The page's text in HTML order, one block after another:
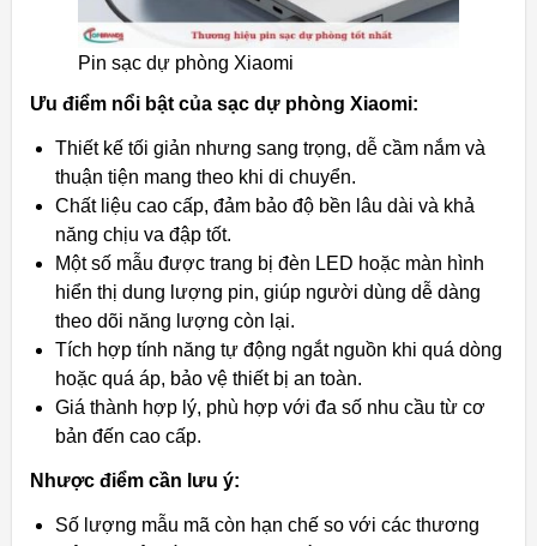
Pin sạc dự phòng Xiaomi
Ưu điểm nổi bật của sạc dự phòng Xiaomi:
Thiết kế tối giản nhưng sang trọng, dễ cầm nắm và
thuận tiện mang theo khi di chuyển.
Chất liệu cao cấp, đảm bảo độ bền lâu dài và khả
năng chịu va đập tốt.
Một số mẫu được trang bị đèn LED hoặc màn hình
hiển thị dung lượng pin, giúp người dùng dễ dàng
theo dõi năng lượng còn lại.
Tích hợp tính năng tự động ngắt nguồn khi quá dòng
hoặc quá áp, bảo vệ thiết bị an toàn.
Giá thành hợp lý, phù hợp với đa số nhu cầu từ cơ
bản đến cao cấp.
Nhược điểm cần lưu ý:
Số lượng mẫu mã còn hạn chế so với các thương